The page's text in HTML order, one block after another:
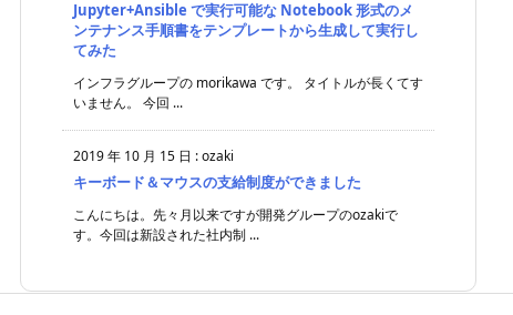
Jupyter+Ansible で実行可能な Notebook 形式のメ
ンテナンス手順書をテンプレートから生成して実行し
てみた
インフラグループの morikawa です。 タイトルが長くてす
いません。 今回 ...
2019 年 10 月 15 日 :ozaki
キーボード＆マウスの支給制度ができました
こんにちは。先々月以来ですが開発グループのozakiで
す。今回は新設された社内制 ...